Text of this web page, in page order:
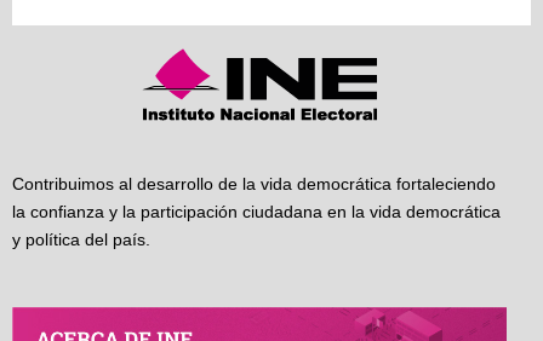
Contribuimos al desarrollo de la vida democrática fortaleciendo
la confianza y la participación ciudadana en la vida democrática
y política del país.